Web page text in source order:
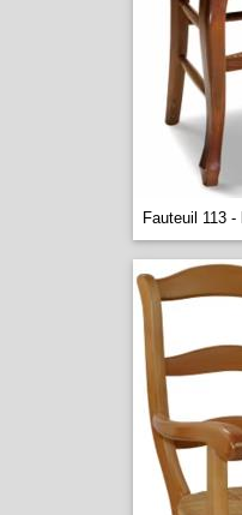
Fauteuil 113 -